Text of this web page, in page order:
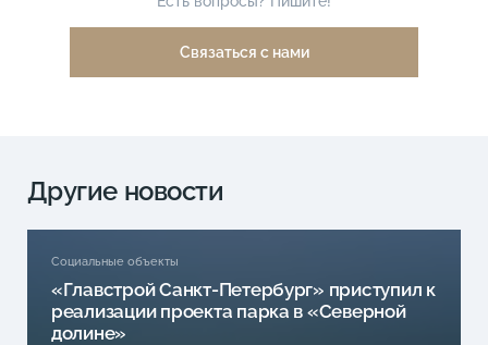
Связаться с нами
Другие новости
Социальные объекты
«Главстрой Санкт-Петербург» приступил к
реализации проекта парка в «Северной
долине»